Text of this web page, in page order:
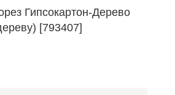
Гипсокартон-Дерево
[793407]